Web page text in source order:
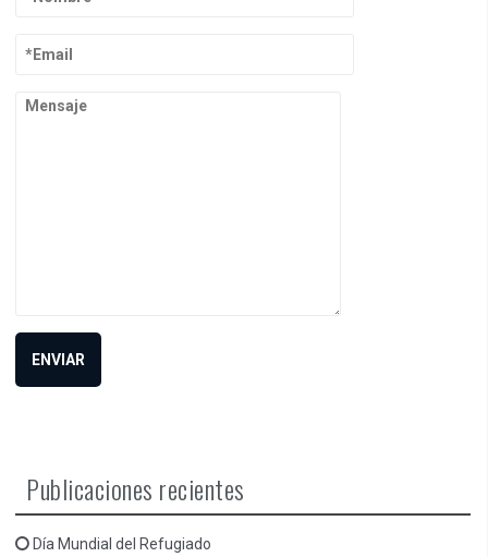
Publicaciones recientes
Día Mundial del Refugiado